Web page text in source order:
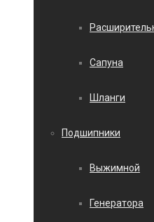
Сапуна
Шланги
Подшипники
Выжимной
Генератора